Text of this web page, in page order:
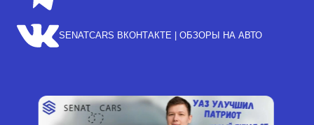
SENATCARS ВКОНТАКТЕ | ОБЗОРЫ НА АВТО